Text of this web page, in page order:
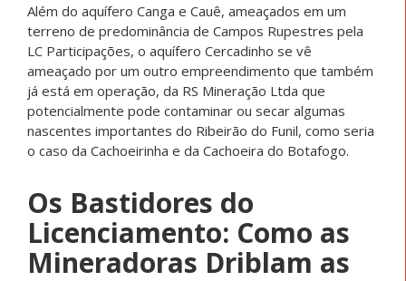
Além do aquífero Canga e Cauê, ameaçados em um
terreno de predominância de Campos Rupestres pela
LC Participações, o aquífero Cercadinho se vê
ameaçado por um outro empreendimento que também
já está em operação, da RS Mineração Ltda que
potencialmente pode contaminar ou secar algumas
nascentes importantes do Ribeirão do Funil, como seria
o caso da Cachoeirinha e da Cachoeira do Botafogo.
Os Bastidores do
Licenciamento: Como as
Mineradoras Driblam as